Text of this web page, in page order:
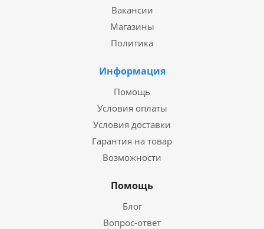
Вакансии
Магазины
Политика
Информация
Помощь
Условия оплаты
Условия доставки
Гарантия на товар
Возможности
Помощь
Блог
Вопрос-ответ